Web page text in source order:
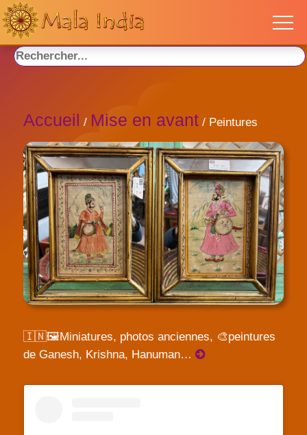
Accueil / Mise en avant / Peintures
🇮🇳🖼️Miniatures, photos anciennes, 🎨peintures
de Ganesh, Krishna, Hanuman…